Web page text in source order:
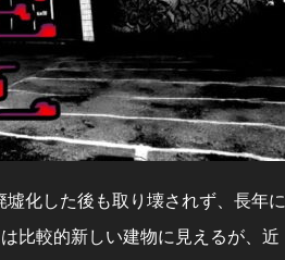
化した後も取り壊されず、長年に
比較的新しい建物に見えるが、近